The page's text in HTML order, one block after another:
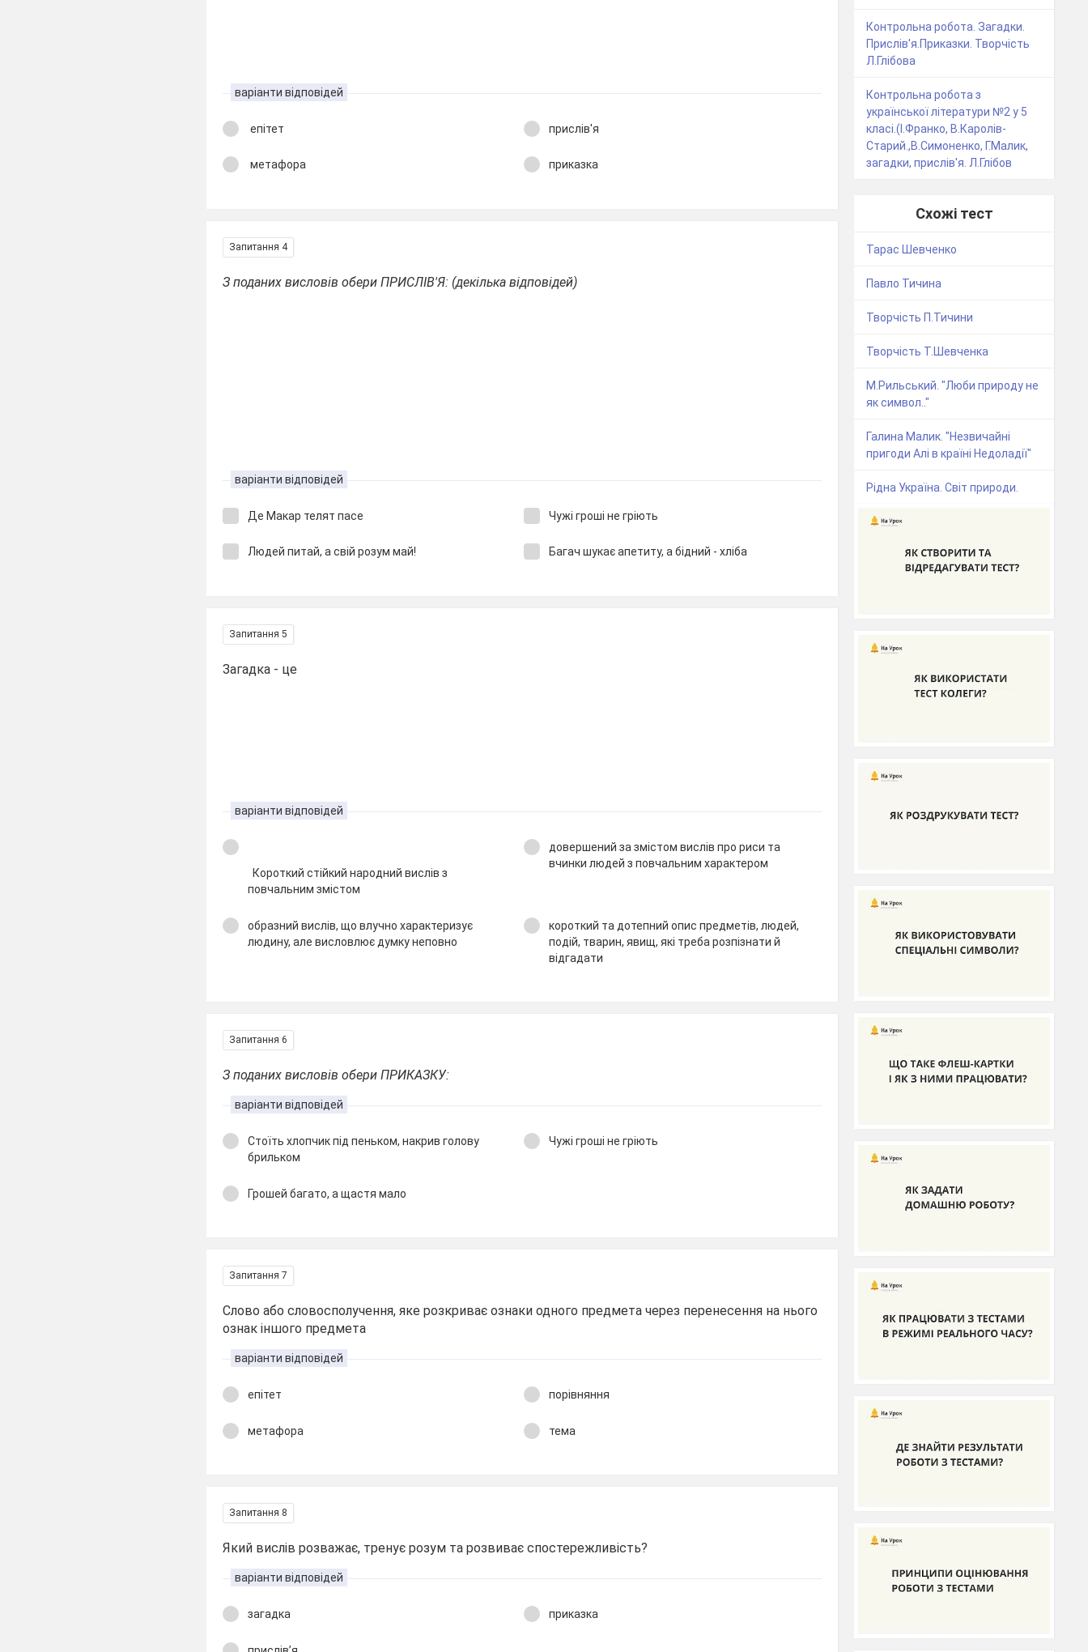
варіанти відповідей
епітет прислів'я
метафора приказка
Запитання 4
З поданих висловів обери ПРИСЛІВ'Я: (декілька відповідей)
варіанти відповідей
Де Макар телят пасе Чужі гроші не гріють
Людей питай, а свій розум май! Багач шукає апетиту, а бідний - хліба
Запитання 5
Загадка - це
варіанти відповідей
Короткий стійкий народний вислів з
повчальним змістом
довершений за змістом вислів про риси та
вчинки людей з повчальним характером
образний вислів, що влучно характеризує
людину, але висловлює думку неповно
короткий та дотепний опис предметів, людей,
подій, тварин, явищ, які треба розпізнати й
відгадати
Запитання 6
З поданих висловів обери ПРИКАЗКУ:
варіанти відповідей
Стоїть хлопчик під пеньком, накрив голову
брильком
Чужі гроші не гріють
Грошей багато, а щастя мало
Запитання 7
Слово або словосполучення, яке розкриває ознаки одного предмета через перенесення на нього
ознак іншого предмета
варіанти відповідей
епітет порівняння
метафора тема
Запитання 8
Який вислів розважає, тренує розум та розвиває спостережливість?
варіанти відповідей
загадка приказка
Контрольна робота. Загадки.
Прислів'я.Приказки. Творчість
Л.Глібова
Контрольна робота з
української літератури №2 у 5
класі.(І.Франко, В.Каролів-
Старий.,В.Симоненко, Г.Малик,
загадки, прислів'я. Л.Глібов
Схожі тест
Тарас Шевченко
Павло Тичина
Творчість П.Тичини
Творчість Т.Шевченка
М.Рильський. "Люби природу не
як символ.."
Галина Малик. "Незвичайні
пригоди Алі в країні Недоладії"
Рідна Україна. Світ природи.